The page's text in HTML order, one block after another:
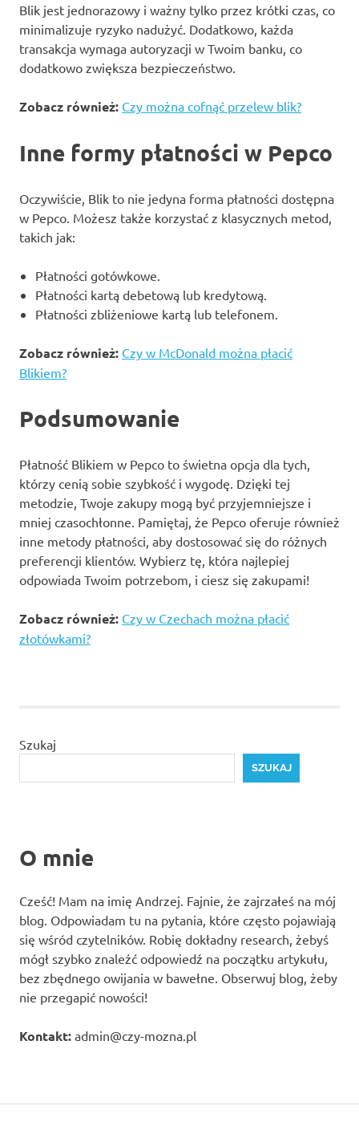
Blik jest jednorazowy i ważny tylko przez krótki czas, co
minimalizuje ryzyko nadużyć. Dodatkowo, każda
transakcja wymaga autoryzacji w Twoim banku, co
dodatkowo zwiększa bezpieczeństwo.
Zobacz również: Czy można cofnąć przelew blik?
Inne formy płatności w Pepco
Oczywiście, Blik to nie jedyna forma płatności dostępna
w Pepco. Możesz także korzystać z klasycznych metod,
takich jak:
Płatności gotówkowe.
Płatności kartą debetową lub kredytową.
Płatności zbliżeniowe kartą lub telefonem.
Zobacz również: Czy w McDonald można płacić
Blikiem?
Podsumowanie
Płatność Blikiem w Pepco to świetna opcja dla tych,
którzy cenią sobie szybkość i wygodę. Dzięki tej
metodzie, Twoje zakupy mogą być przyjemniejsze i
mniej czasochłonne. Pamiętaj, że Pepco oferuje również
inne metody płatności, aby dostosować się do różnych
preferencji klientów. Wybierz tę, która najlepiej
odpowiada Twoim potrzebom, i ciesz się zakupami!
Zobacz również: Czy w Czechach można płacić
złotówkami?
Szukaj
SZUKAJ
O mnie
Cześć! Mam na imię Andrzej. Fajnie, że zajrzałeś na mój
blog. Odpowiadam tu na pytania, które często pojawiają
się wśród czytelników. Robię dokładny research, żebyś
mógł szybko znaleźć odpowiedź na początku artykułu,
bez zbędnego owijania w bawełne. Obserwuj blog, żeby
nie przegapić nowości!
Kontakt: admin@czy-mozna.pl